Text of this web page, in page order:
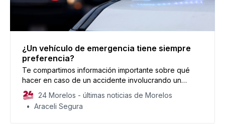
¿Un vehículo de emergencia tiene siempre
preferencia?
Te compartimos información importante sobre qué
hacer en caso de un accidente involucrando un
vehículo de emergencia.
24 Morelos - últimas noticias de Morelos
Araceli Segura